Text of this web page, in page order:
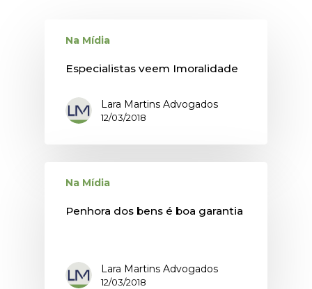
Na Mídia
Especialistas veem Imoralidade
Lara Martins Advogados
12/03/2018
Na Mídia
Penhora dos bens é boa garantia
Lara Martins Advogados
12/03/2018